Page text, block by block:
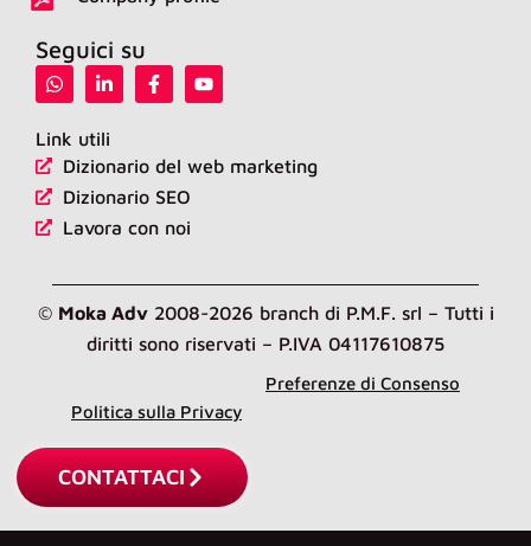
CONTATTACI
Seguici su
W
h
t
s
i
k
e
d
n
-
F
a
o
o
k
-
Y
o
b
Link utili
Dizionario del web marketing
Dizionario SEO
Lavora con noi
© Moka Adv2008-2026 branch di P.M.F. srl – Tutti i
diritti sono riservati – P.IVA 04117610875
Politica sulla Privacy
Preferenze di Consenso